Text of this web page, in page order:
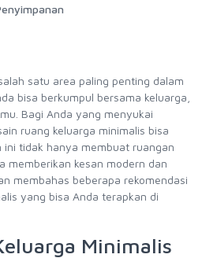
satu area paling penting dalam
bisa berkumpul bersama keluarga,
Bagi Anda yang menyukai
ruang keluarga minimalis bisa
ini tidak hanya membuat ruangan
memberikan kesan modern dan
membahas beberapa rekomendasi
yang bisa Anda terapkan di
Minimalis